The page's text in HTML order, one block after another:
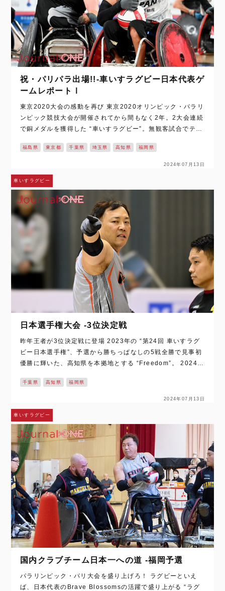
祝・パリパラ出場!!-車いすラグビー日本代表ゲ
ームレポートⅠ
東京2020大会の感動を再び 東京2020オリンピック・パラリ
ンピック競技大会が開催されてから間もなく2年。2大会連続
で銅メダルを獲得した “車いすラグビー”。無観客試合でテレ
激しいタックルでボールを…
福島県 東京都 千葉県 埼玉県 高知県 福岡県
2024年07月13日
車いすラグビー
日本選手権大会 -3位決定戦
昨年王者が3位決定戦に登場 2023年の “第24回 車いすラグ
ビー日本選手権”、予選から勝ちっぱなしの5戦全勝で見事初
優勝に輝いた、高知県を本拠地とする “Freedom”。 2024年
期待される…
千葉県 高知県 福岡県
2024年07月13日
車いすラグビー
国内クラブチーム日本一への道 -福岡予選
パラリンピック・パリ大会を盛り上げろ！ ラグビーといえ
ば、日本代表のBrave Blossomsの活躍で盛り上がる “ラグ